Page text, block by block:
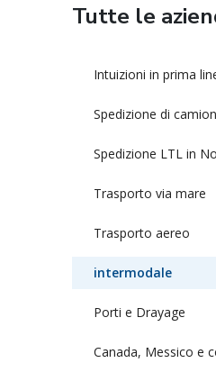
Tutte le
Intuizioni in prima
Spedizione di
Spedizione LTL in
Trasporto via mare
Trasporto aereo
intermodale
Porti e Drayage
Canada, Messico e